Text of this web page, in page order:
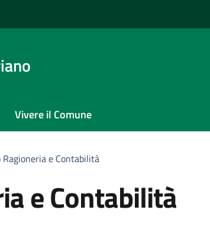
Vivere il Comune
Ragioneria e Contabilità
e Contabilità